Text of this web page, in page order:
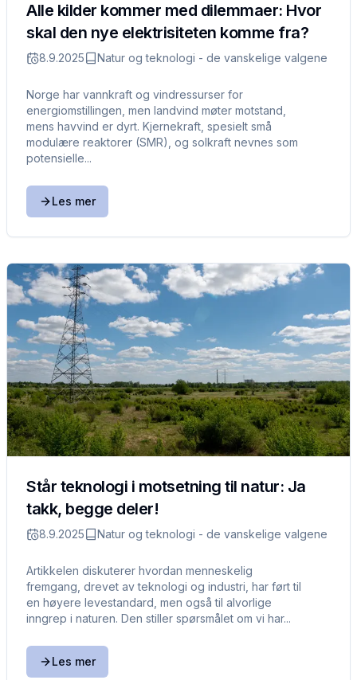
Alle kilder kommer med dilemmaer: Hvor
skal den nye elektrisiteten komme fra?
8.9.2025 Natur og teknologi - de vanskelige valgene
Norge har vannkraft og vindressurser for
energiomstillingen, men landvind møter motstand,
mens havvind er dyrt. Kjernekraft, spesielt små
modulære reaktorer (SMR), og solkraft nevnes som
potensielle...
Les mer
Står teknologi i motsetning til natur: Ja
takk, begge deler!
8.9.2025 Natur og teknologi - de vanskelige valgene
Artikkelen diskuterer hvordan menneskelig
fremgang, drevet av teknologi og industri, har ført til
en høyere levestandard, men også til alvorlige
inngrep i naturen. Den stiller spørsmålet om vi har...
Les mer